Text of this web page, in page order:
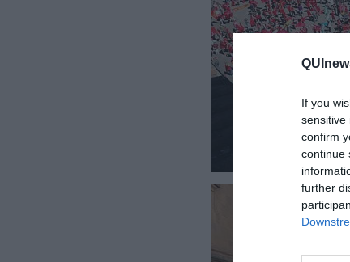
If you
sensitive
confirm
continue
further